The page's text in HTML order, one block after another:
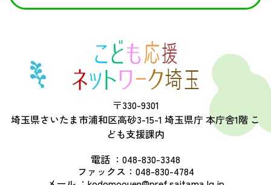
〒330-9301
埼玉県さいたま市浦和区高砂3-15-1 埼玉県庁 本庁舎1階 こ
ども支援課内
電話 ： 048-830-3348
ファックス： 048-830-4784